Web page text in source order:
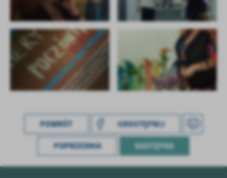
POWRÓT UDOSTĘPNIJ
POPRZEDNIA NASTĘPNA